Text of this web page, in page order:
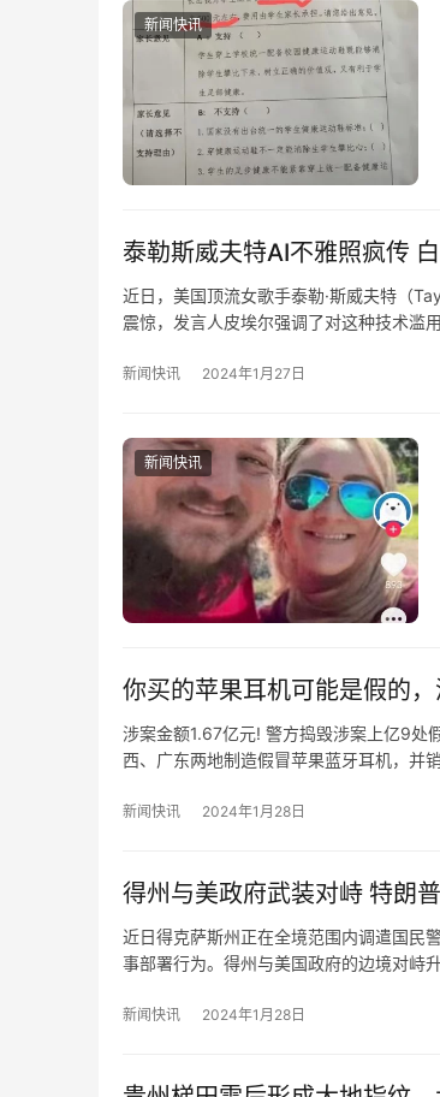
新闻快讯
泰勒斯威夫特AI不雅照疯传
近日，美国顶流女歌手泰勒·斯威夫特（
震惊，发言人皮埃尔强调了对这种技术滥
新闻快讯 2024年1月27日
新闻快讯
你买的苹果耳机可能是假的
涉案金额1.67亿元! 警方捣毁涉案上亿9处
西、广东两地制造假冒苹果蓝牙耳机，并
新闻快讯 2024年1月28日
得州与美政府武装对峙 特朗
近日得克萨斯州正在全境范围内调遣国民
事部署行为。得州与美国政府的边境对峙
新闻快讯 2024年1月28日